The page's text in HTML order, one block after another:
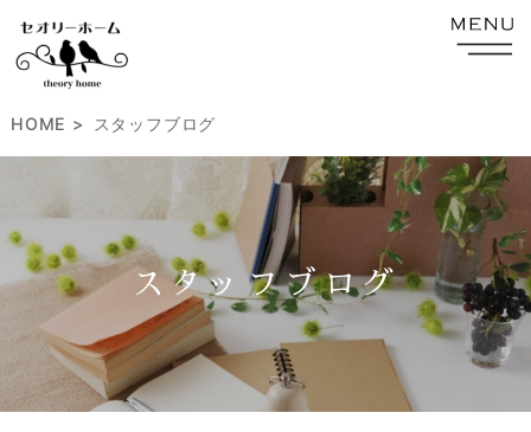
HOME スタッフブログ
スタッフブログ